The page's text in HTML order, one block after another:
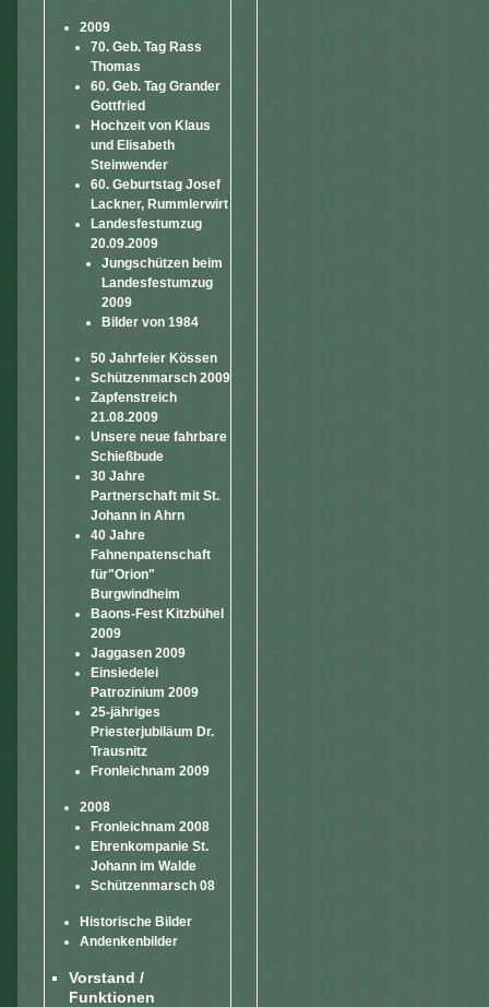
2009
70. Geb. Tag Rass
Thomas
60. Geb. Tag Grander
Gottfried
Hochzeit von Klaus
und Elisabeth
Steinwender
60. Geburtstag Josef
Lackner, Rummlerwirt
Landesfestumzug
20.09.2009
Jungschützen beim
Landesfestumzug
2009
Bilder von 1984
50 Jahrfeier Kössen
Schützenmarsch 2009
Zapfenstreich
21.08.2009
Unsere neue fahrbare
Schießbude
30 Jahre
Partnerschaft mit St.
Johann in Ahrn
40 Jahre
Fahnenpatenschaft
für"Orion"
Burgwindheim
Baons-Fest Kitzbühel
2009
Jaggasen 2009
Einsiedelei
Patrozinium 2009
25-jähriges
Priesterjubiläum Dr.
Trausnitz
Fronleichnam 2009
2008
Fronleichnam 2008
Ehrenkompanie St.
Johann im Walde
Schützenmarsch 08
Historische Bilder
Andenkenbilder
Vorstand /
Funktionen